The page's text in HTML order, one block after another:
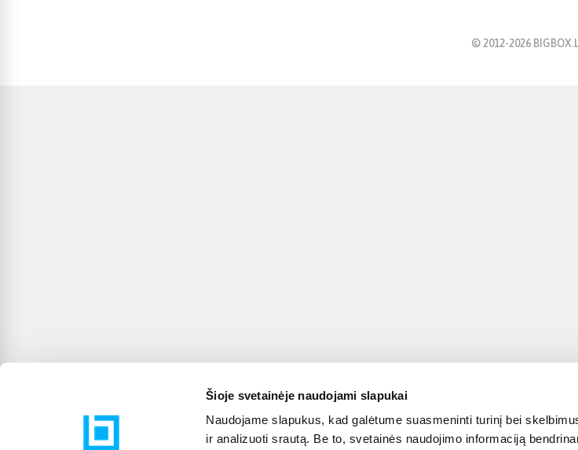
Šioje svetainėje naudojami slapukai
Naudojame slapukus, kad galėtume suasmeninti turinį bei
ir analizuoti srautą. Be to, svetainės naudojimo informaciją
© 2012-2026